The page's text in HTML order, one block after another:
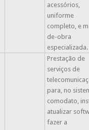
acessórios,
uniforme
completo, e
de-obra
especializada.
Prestação de
serviços de
para, no
comodato,
atualizar
fazer a